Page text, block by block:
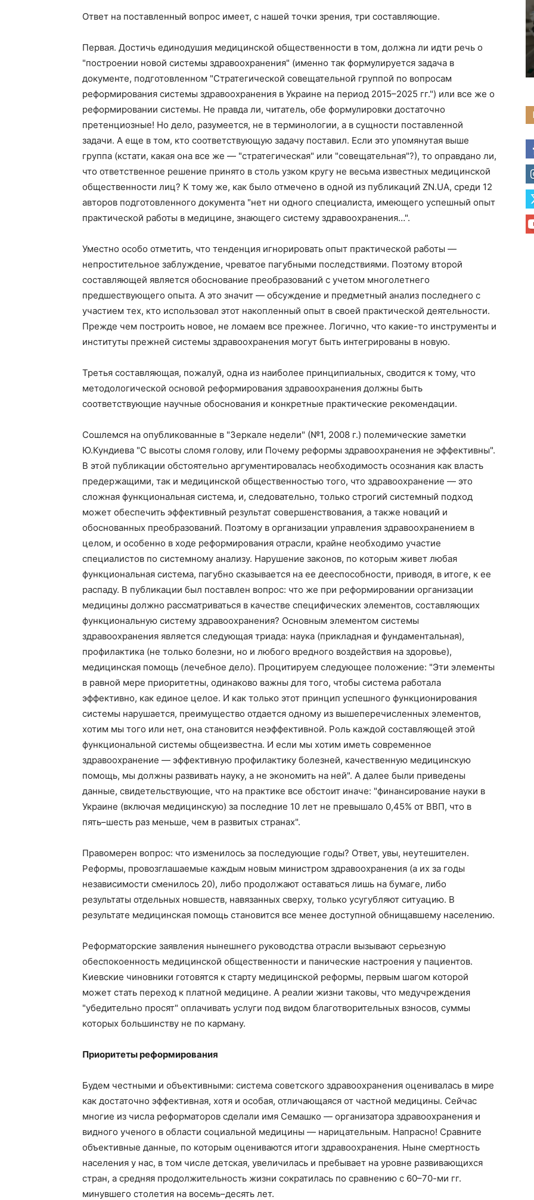
Ответ на поставленный вопрос имеет, с нашей точки зрения, три составляющие.
Первая. Достичь единодушия медицинской общественности в том, должна ли идти речь о
"построении новой системы здравоохранения" (именно так формулируется задача в
документе, подготовленном "Стратегической совещательной группой по вопросам
реформирования системы здравоохранения в Украине на период 2015–2025 гг.") или все же о
реформировании системы. Не правда ли, читатель, обе формулировки достаточно
претенциозные! Но дело, разумеется, не в терминологии, а в сущности поставленной
задачи. А еще в том, кто соответствующую задачу поставил. Если это упомянутая выше
группа (кстати, какая она все же — "стратегическая" или "совещательная"?), то оправдано ли,
что ответственное решение принято в столь узком кругу не весьма известных медицинской
общественности лиц? К тому же, как было отмечено в одной из публикаций ZN.UA, среди 12
авторов подготовленного документа "нет ни одного специалиста, имеющего успешный опыт
практической работы в медицине, знающего систему здравоохранения…".
Уместно особо отметить, что тенденция игнорировать опыт практической работы —
непростительное заблуждение, чреватое пагубными последствиями. Поэтому второй
составляющей является обоснование преобразований с учетом многолетнего
предшествующего опыта. А это значит — обсуждение и предметный анализ последнего с
участием тех, кто использовал этот накопленный опыт в своей практической деятельности.
Прежде чем построить новое, не ломаем все прежнее. Логично, что какие-то инструменты и
институты прежней системы здравоохранения могут быть интегрированы в новую.
Третья составляющая, пожалуй, одна из наиболее принципиальных, сводится к тому, что
методологической основой реформирования здравоохранения должны быть
соответствующие научные обоснования и конкретные практические рекомендации.
Сошлемся на опубликованные в "Зеркале недели" (№1, 2008 г.) полемические заметки
Ю.Кундиева "С высоты сломя голову, или Почему реформы здравоохранения не эффективны".
В этой публикации обстоятельно аргументировалась необходимость осознания как власть
предержащими, так и медицинской общественностью того, что здравоохранение — это
сложная функциональная система, и, следовательно, только строгий системный подход
может обеспечить эффективный результат совершенствования, а также новаций и
обоснованных преобразований. Поэтому в организации управления здравоохранением в
целом, и особенно в ходе реформирования отрасли, крайне необходимо участие
специалистов по системному анализу. Нарушение законов, по которым живет любая
функциональная система, пагубно сказывается на ее дееспособности, приводя, в итоге, к ее
распаду. В публикации был поставлен вопрос: что же при реформировании организации
медицины должно рассматриваться в качестве специфических элементов, составляющих
функциональную систему здравоохранения? Основным элементом системы
здравоохранения является следующая триада: наука (прикладная и фундаментальная),
профилактика (не только болезни, но и любого вредного воздействия на здоровье),
медицинская помощь (лечебное дело). Процитируем следующее положение: "Эти элементы
в равной мере приоритетны, одинаково важны для того, чтобы система работала
эффективно, как единое целое. И как только этот принцип успешного функционирования
системы нарушается, преимущество отдается одному из вышеперечисленных элементов,
хотим мы того или нет, она становится неэффективной. Роль каждой составляющей этой
функциональной системы общеизвестна. И если мы хотим иметь современное
здравоохранение — эффективную профилактику болезней, качественную медицинскую
помощь, мы должны развивать науку, а не экономить на ней". А далее были приведены
данные, свидетельствующие, что на практике все обстоит иначе: "финансирование науки в
Украине (включая медицинскую) за последние 10 лет не превышало 0,45% от ВВП, что в
пять–шесть раз меньше, чем в развитых странах".
Правомерен вопрос: что изменилось за последующие годы? Ответ, увы, неутешителен.
Реформы, провозглашаемые каждым новым министром здравоохранения (а их за годы
независимости сменилось 20), либо продолжают оставаться лишь на бумаге, либо
результаты отдельных новшеств, навязанных сверху, только усугубляют ситуацию. В
результате медицинская помощь становится все менее доступной обнищавшему населению.
Реформаторские заявления нынешнего руководства отрасли вызывают серьезную
обеспокоенность медицинской общественности и панические настроения у пациентов.
Киевские чиновники готовятся к старту медицинской реформы, первым шагом которой
может стать переход к платной медицине. А реалии жизни таковы, что медучреждения
"убедительно просят" оплачивать услуги под видом благотворительных взносов, суммы
которых большинству не по карману.
Приоритеты реформирования
Будем честными и объективными: система советского здравоохранения оценивалась в мире
как достаточно эффективная, хотя и особая, отличающаяся от частной медицины. Сейчас
многие из числа реформаторов сделали имя Семашко — организатора здравоохранения и
видного ученого в области социальной медицины — нарицательным. Напрасно! Сравните
объективные данные, по которым оцениваются итоги здравоохранения. Ныне смертность
населения у нас, в том числе детская, увеличилась и пребывает на уровне развивающихся
стран, а средняя продолжительность жизни сократилась по сравнению с 60–70-ми гг.
минувшего столетия на восемь–десять лет.